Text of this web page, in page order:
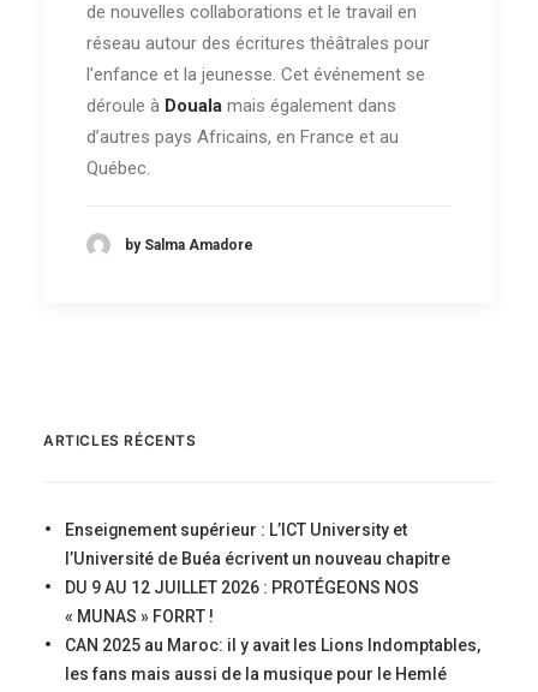
de nouvelles collaborations et le travail en
réseau autour des écritures théâtrales pour
l’enfance et la jeunesse. Cet événement se
déroule à Douala mais également dans
d’autres pays Africains, en France et au
Québec.
by Salma Amadore
ARTICLES RÉCENTS
Enseignement supérieur : L’ICT University et
l’Université de Buéa écrivent un nouveau chapitre
DU 9 AU 12 JUILLET 2026 : PROTÉGEONS NOS
« MUNAS » FORRT !
CAN 2025 au Maroc: il y avait les Lions Indomptables,
les fans mais aussi de la musique pour le Hemlé